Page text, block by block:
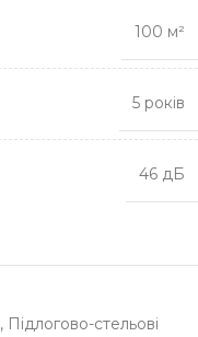
100 м²
5 років
46 дБ
, Підлогово-стельові